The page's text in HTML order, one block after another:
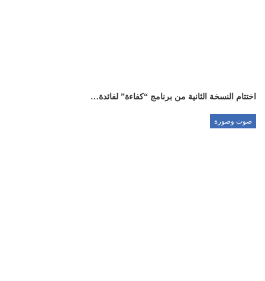
اختتام النسخة الثانية من برنامج “كفاءة” لفائدة…
صوت وصورة